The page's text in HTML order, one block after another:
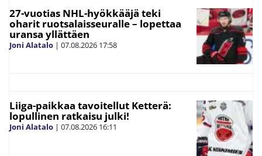
27-vuotias NHL-hyökkääjä teki
oharit ruotsalaisseuralle – lopettaa
uransa yllättäen
Joni Alatalo | 07.08.2026 17:58
Liiga-paikkaa tavoitellut Ketterä:
lopullinen ratkaisu julki!
Joni Alatalo | 07.08.2026 16:11